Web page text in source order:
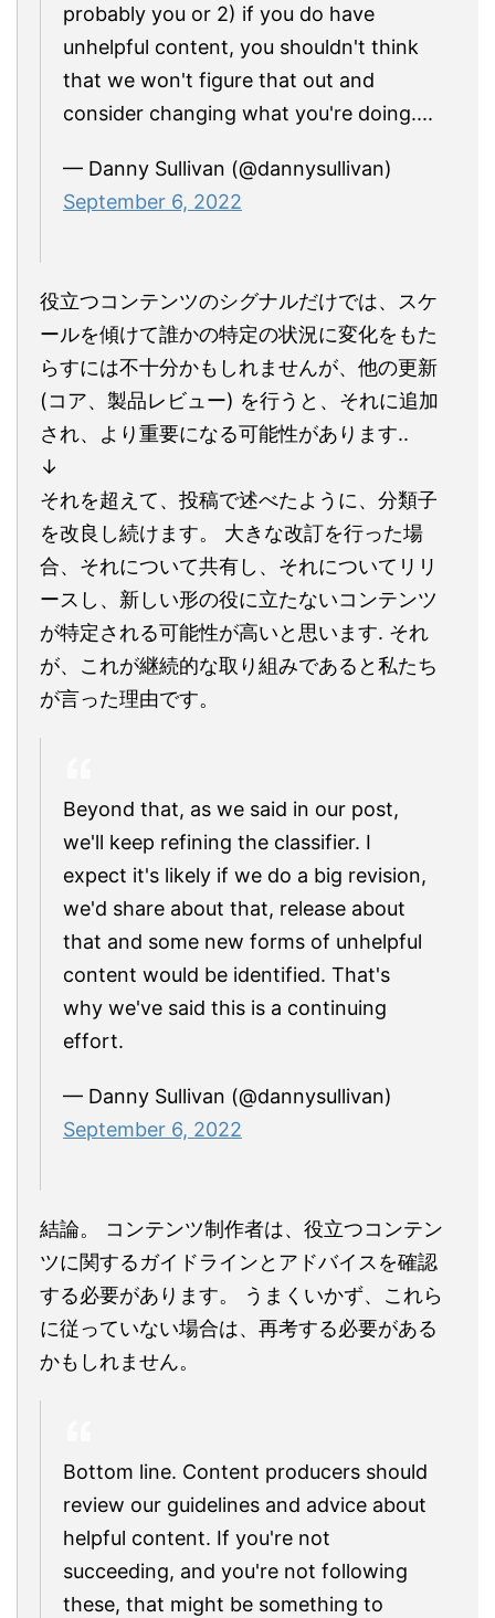
probably you or 2) if you do have
unhelpful content, you shouldn't think
that we won't figure that out and
consider changing what you're doing....
— Danny Sullivan (@dannysullivan)
September 6, 2022
役立つコンテンツのシグナルだけでは、スケ
ールを傾けて誰かの特定の状況に変化をもた
らすには不十分かもしれませんが、他の更新
(コア、製品レビュー) を行うと、それに追加
され、より重要になる可能性があります..
↓
それを超えて、投稿で述べたように、分類子
を改良し続けます。 大きな改訂を行った場
合、それについて共有し、それについてリリ
ースし、新しい形の役に立たないコンテンツ
が特定される可能性が高いと思います. それ
が、これが継続的な取り組みであると私たち
が言った理由です。
Beyond that, as we said in our post,
we'll keep refining the classifier. I
expect it's likely if we do a big revision,
we'd share about that, release about
that and some new forms of unhelpful
content would be identified. That's
why we've said this is a continuing
effort.
— Danny Sullivan (@dannysullivan)
September 6, 2022
結論。 コンテンツ制作者は、役立つコンテン
ツに関するガイドラインとアドバイスを確認
する必要があります。 うまくいかず、これら
に従っていない場合は、再考する必要がある
かもしれません。
Bottom line. Content producers should
review our guidelines and advice about
helpful content. If you're not
succeeding, and you're not following
these, that might be something to